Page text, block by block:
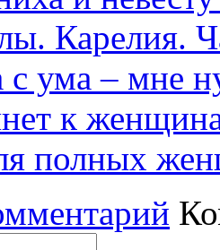
Карелия.
ума – мне
к
полных